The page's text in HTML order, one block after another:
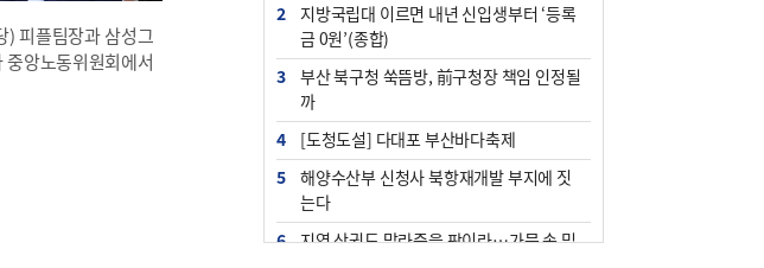
) 피플팀장과 삼성그
앙노동위원회에서
2
지방국립대 이르면 내년 신입생부터 ‘등록
금 0원’(종합)
3
부산 북구청 쑥뜸방, 前구청장 책임 인정될
까
4
[도청도설] 다대포 부산바다축제
5
해양수산부 신청사 북항재개발 부지에 짓
는다
6
지역 상권도 말라죽을 판이라…가뭄 속 밀